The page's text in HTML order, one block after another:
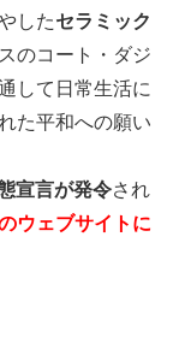
したセラミック
のコート・ダジ
して日常生活に
た平和への願い
宣言が発令され
ウェブサイトに